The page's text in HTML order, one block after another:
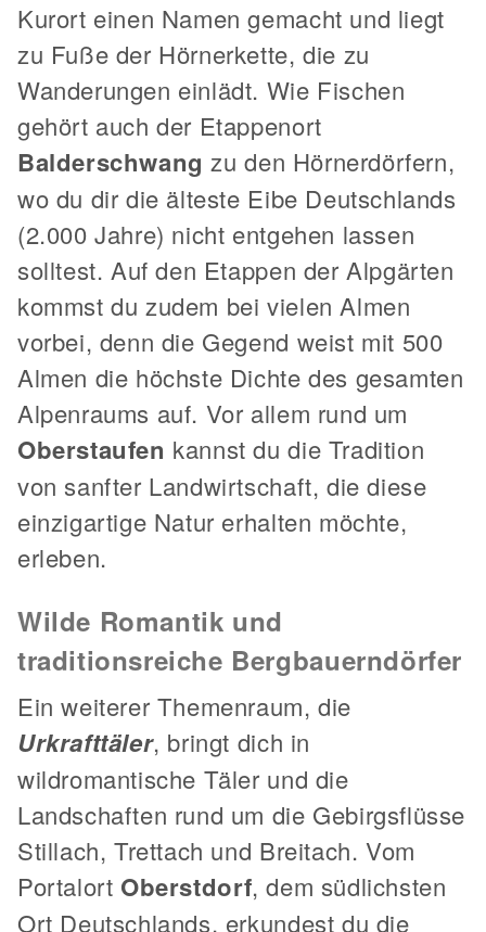
Kurort einen Namen gemacht und liegt
zu Fuße der Hörnerkette, die zu
Wanderungen einlädt. Wie Fischen
gehört auch der Etappenort
Balderschwang zu den Hörnerdörfern,
wo du dir die älteste Eibe Deutschlands
(2.000 Jahre) nicht entgehen lassen
solltest. Auf den Etappen der Alpgärten
kommst du zudem bei vielen Almen
vorbei, denn die Gegend weist mit 500
Almen die höchste Dichte des gesamten
Alpenraums auf. Vor allem rund um
Oberstaufen kannst du die Tradition
von sanfter Landwirtschaft, die diese
einzigartige Natur erhalten möchte,
erleben.
Wilde Romantik und
traditionsreiche Bergbauerndörfer
Ein weiterer Themenraum, die
Urkrafttäler, bringt dich in
wildromantische Täler und die
Landschaften rund um die Gebirgsflüsse
Stillach, Trettach und Breitach. Vom
Portalort Oberstdorf, dem südlichsten
Ort Deutschlands, erkundest du die